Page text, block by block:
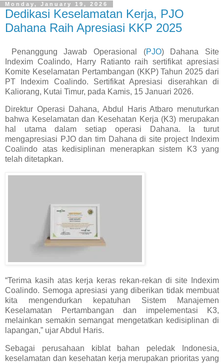
Monday, January 19, 2026
Dedikasi Keselamatan Kerja, PJO
Dahana Raih Apresiasi KKP 2025
Penanggung Jawab Operasional (PJO) Dahana Site
Indexim Coalindo, Harry Ratianto raih sertifikat apresiasi
Komite Keselamatan Pertambangan (KKP) Tahun 2025 dari
PT Indexim Coalindo. Sertifikat Apresiasi diserahkan di
Kaliorang, Kutai Timur, pada Kamis, 15 Januari 2026.
Direktur Operasi Dahana, Abdul Haris Atbaro menuturkan
bahwa Keselamatan dan Kesehatan Kerja (K3) merupakan
hal utama dalam setiap operasi Dahana. Ia turut
mengapresiasi PJO dan tim Dahana di site project Indexim
Coalindo atas kedisiplinan menerapkan sistem K3 yang
telah ditetapkan.
“Terima kasih atas kerja keras rekan-rekan di site Indexim
Coalindo. Semoga apresiasi yang diberikan tidak membuat
kita mengendurkan kepatuhan Sistem Manajemen
Keselamatan Pertambangan dan impelementasi K3,
melainkan semakin semangat mengetatkan kedisiplinan di
lapangan,” ujar Abdul Haris.
Sebagai perusahaan kiblat bahan peledak Indonesia,
keselamatan dan kesehatan kerja merupakan prioritas yang